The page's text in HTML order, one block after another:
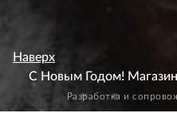
Наверх
С Новым Годом!
Разработка и